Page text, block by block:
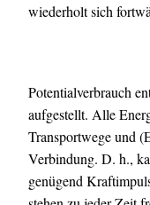
wiederholt sich
Potentialverbrauch
aufgestellt. Alle
Transportwege und
Verbindung. D. h.,
genügend